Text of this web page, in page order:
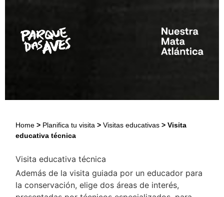
Home > Planifica tu visita >Visitas educativas >Visita
educativa técnica
Visita educativa técnica
Además de la visita guiada por un educador para
la conservación, elige dos áreas de interés,